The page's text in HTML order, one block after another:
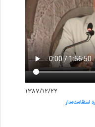
1387/12/22
استقامت‌مدار